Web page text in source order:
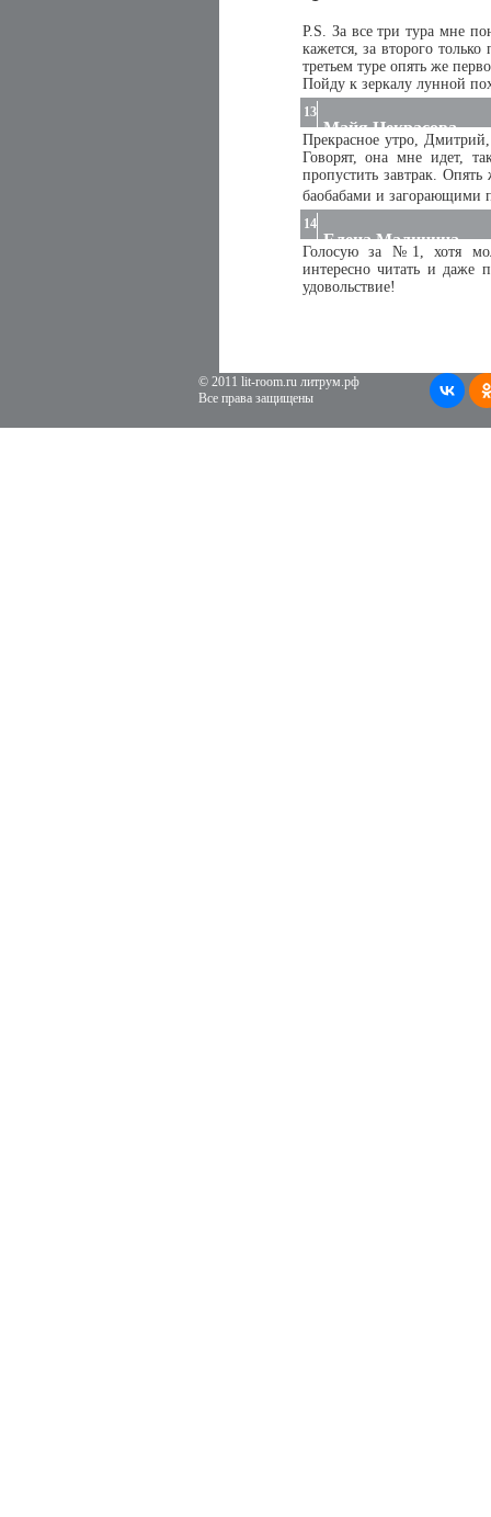
P.S. За все три тура мне
кажется, за второго
третьем туре опять же
Пойду к зеркалу лунной
13
Майя Некрасова
Прекрасное утро,
Говорят, она мне идет,
пропустить завтрак.
баобабами и
14
Елена Малинина
Голосую за №1, хотя
интересно читать и даже
удовольствие!
© 2011 lit-room.ru литрум.рф
Все права защищены